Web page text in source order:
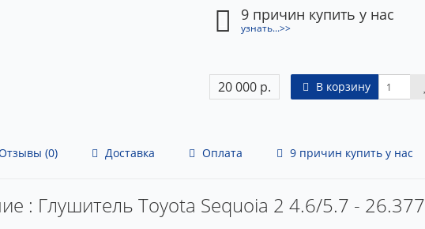
9 причин купить у нас
узнать...>>
20 000 р. В корзину
(0) Доставка Оплата 9 причин купить у нас
: Глушитель Toyota Sequoia 2 4.6/5.7 - 26.377